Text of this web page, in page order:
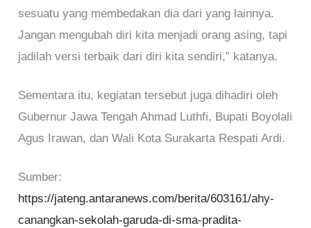
sesuatu yang membedakan dia dari yang lainnya.
Jangan mengubah diri kita menjadi orang asing, tapi
jadilah versi terbaik dari diri kita sendiri,” katanya.
Sementara itu, kegiatan tersebut juga dihadiri oleh
Gubernur Jawa Tengah Ahmad Luthfi, Bupati Boyolali
Agus Irawan, dan Wali Kota Surakarta Respati Ardi.
Sumber:
https://jateng.antaranews.com/berita/603161/ahy-
canangkan-sekolah-garuda-di-sma-pradita-